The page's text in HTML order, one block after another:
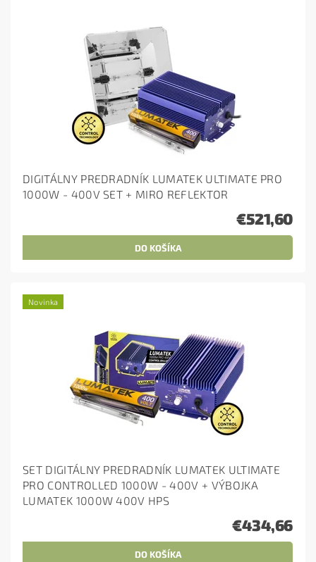
DIGITÁLNY PREDRADNÍK LUMATEK ULTIMATE PRO
1000W - 400V SET + MIRO REFLEKTOR
€521,60
Novinka
SET DIGITÁLNY PREDRADNÍK LUMATEK ULTIMATE
PRO CONTROLLED 1000W - 400V + VÝBOJKA
LUMATEK 1000W 400V HPS
€434,66